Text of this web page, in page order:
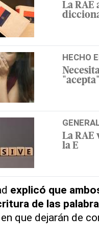
La RAE
HECHO
La RAE
la E
explicó que
de las
que dejarán de